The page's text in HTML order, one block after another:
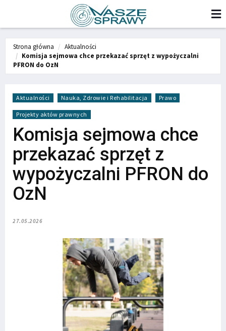
Strona główna
Aktualności
Komisja sejmowa chce przekazać sprzęt z wypożyczalni
PFRON do OzN
Aktualności Nauka, Zdrowie i Rehabilitacja Prawo
Projekty aktów prawnych
Komisja sejmowa chce
przekazać sprzęt z
wypożyczalni PFRON do
OzN
27.05.2026